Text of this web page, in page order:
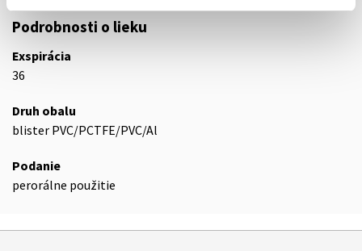
Podrobnosti o lieku
Exspirácia
36
Druh obalu
blister PVC/PCTFE/PVC/Al
Podanie
perorálne použitie